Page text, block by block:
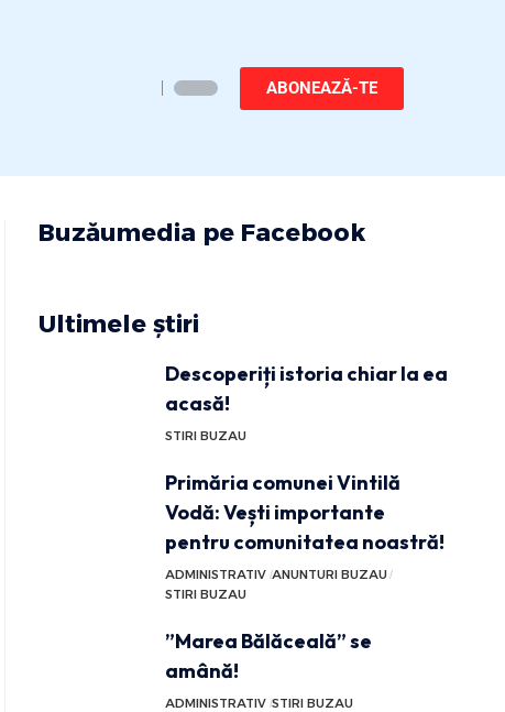
ABONEAZĂ-TE
Buzăumedia pe Facebook
Ultimele știri
Descoperiți istoria chiar la ea
acasă!
STIRI BUZAU
Primăria comunei Vintilă
Vodă: Vești importante
pentru comunitatea noastră!
ADMINISTRATIV ANUNTURI BUZAU
STIRI BUZAU
”Marea Bălăceală” se
amână!
ADMINISTRATIV STIRI BUZAU